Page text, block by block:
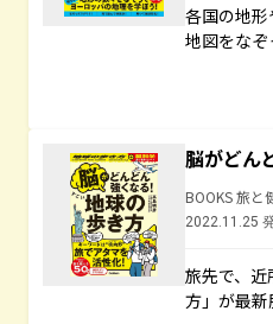
各国の地
地図をなぞ
脳がどん
BOOKS 旅と
2022.11.25
旅先で、
方」が最